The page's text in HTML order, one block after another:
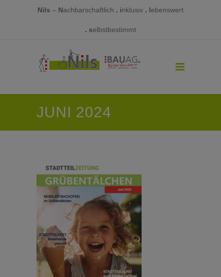
Nils – Nachbarschaftlich . inklusiv . lebenswert
. selbstbestimmt
JUNI 2024